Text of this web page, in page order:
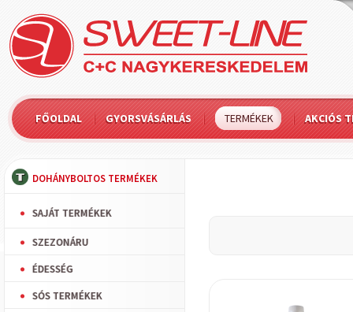
FŐOLDAL GYORSVÁSÁRLÁS TERMÉKEK AKCIÓS
DOHÁNYBOLTOS TERMÉKEK
SAJÁT TERMÉKEK
SZEZONÁRU
ÉDESSÉG
SÓS TERMÉKEK